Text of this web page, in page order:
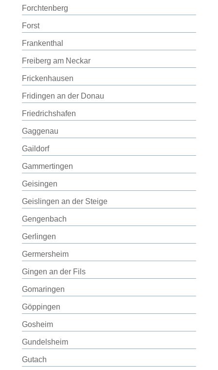
Forchtenberg
Forst
Frankenthal
Freiberg am Neckar
Frickenhausen
Fridingen an der Donau
Friedrichshafen
Gaggenau
Gaildorf
Gammertingen
Geisingen
Geislingen an der Steige
Gengenbach
Gerlingen
Germersheim
Gingen an der Fils
Gomaringen
Göppingen
Gosheim
Gundelsheim
Gutach